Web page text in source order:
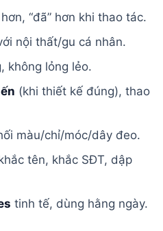
“đã” hơn khi thao tác.
nội thất/gu cá nhân.
không lỏng lẻo.
(khi thiết kế đúng), thao
màu/chỉ/móc/dây đeo.
tên, khắc SĐT, dập
tinh tế, dùng hằng ngày.